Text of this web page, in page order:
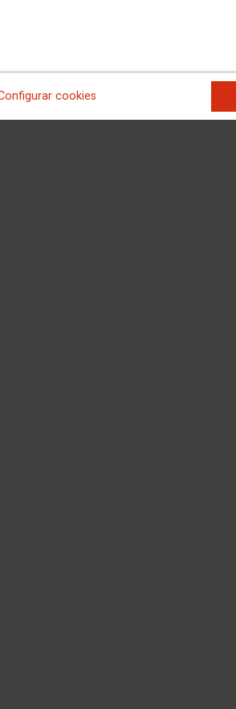
cookies
la Innovación y Calidad del Servicio Público
relación de puestos de trabajo de la Oficina